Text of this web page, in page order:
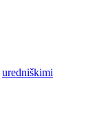
uredniškimi